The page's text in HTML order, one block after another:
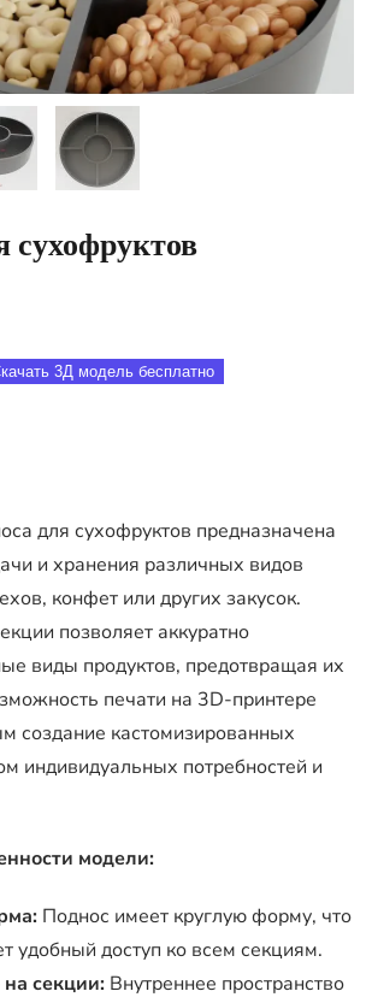
сухофруктов
3Д модель бесплатно
для сухофруктов предназначена
и хранения различных видов
конфет или других закусок.
позволяет аккуратно
виды продуктов, предотвращая их
печати на 3D-принтере
создание кастомизированных
индивидуальных потребностей и
модели:
Поднос имеет круглую форму, что
удобный доступ ко всем секциям.
секции: Внутреннее пространство